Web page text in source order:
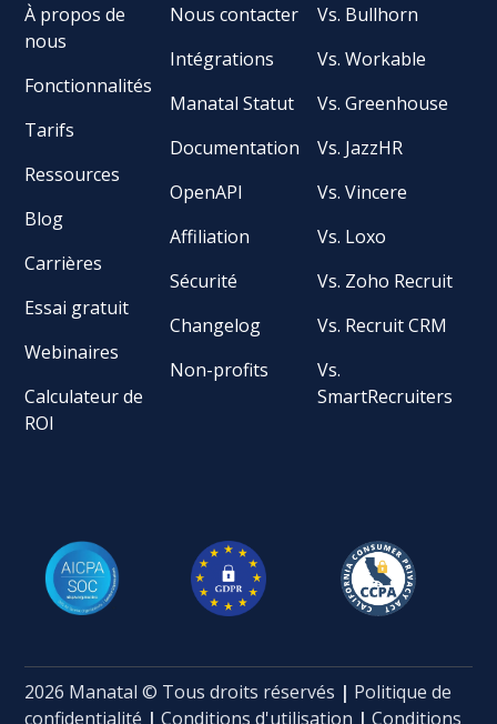
À propos de
nous
Fonctionnalités
Tarifs
Ressources
Blog
Carrières
Essai gratuit
Webinaires
Calculateur de
ROI
Nous contacter
Intégrations
Manatal Statut
Documentation
OpenAPI
Affiliation
Sécurité
Changelog
Non-profits
Vs. Bullhorn
Vs. Workable
Vs. Greenhouse
Vs. JazzHR
Vs. Vincere
Vs. Loxo
Vs. Zoho Recruit
Vs. Recruit CRM
Vs.
SmartRecruiters
2026 Manatal © Tous droits réservés | Politique de
confidentialité |Conditions d'utilisation | Conditions